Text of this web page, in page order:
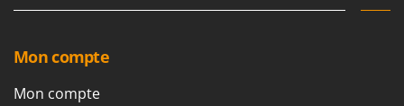
Treuils de débardage
V
Vêtements de Sécurité
Lisam
M
M.A.I.BO.
Mon compte
Mon compte